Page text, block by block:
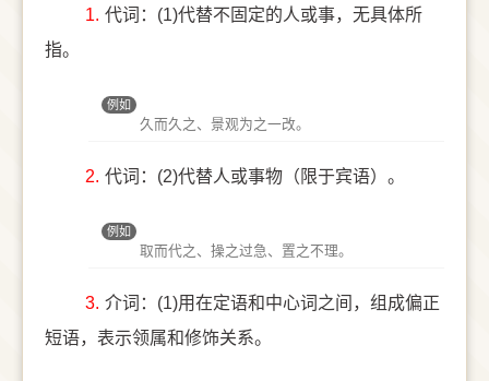
1. 代词：(1)代替不固定的人或事，无具体所
指。
例如
久而久之、景观为之一改。
2. 代词：(2)代替人或事物（限于宾语）。
例如
取而代之、操之过急、置之不理。
3. 介词：(1)用在定语和中心词之间，组成偏正
短语，表示领属和修饰关系。